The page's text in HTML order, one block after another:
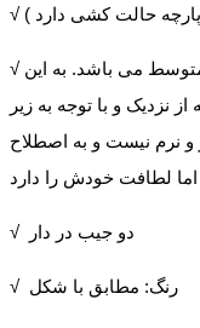
√ زیر دست پارچه : پارچه داری زیر درست متوسط می باشد. به این
نزدیک و با توجه به زیر
و نرم نیست و به اصطلاح
√ دو جیب در دار
√ رنگ: مطابق با شکل